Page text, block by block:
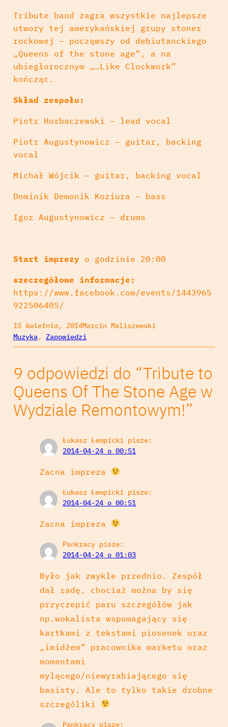
Tribute band zagra wszystkie najlepsze
utwory tej amerykańskiej grupy stoner
rockowej – począwszy od debiutanckiego
„Queens of the stone age”, a na
ubiegłorocznym „…Like Clockwork”
kończąc.
Skład zespołu:
Piotr Horbaczewski – lead vocal
Piotr Augustynowicz – guitar, backing
vocal
Michał Wójcik – guitar, backing vocal
Dominik Demonik Koziura – bass
Igor Augustynowicz – drums
Start imprezy o godzinie 20:00
szeczegółowe informacje:
https://www.facebook.com/events/1443965
922506405/
15 kwietnia, 2014Marcin Maliszewski
Muzyka, Zapowiedzi
9 odpowiedzi do “Tribute to
Queens Of The Stone Age w
Wydziale Remontowym!”
Łukasz Łempicki pisze:
2014-04-24 o 00:51
Zacna impreza
Łukasz Łempicki pisze:
2014-04-24 o 00:51
Zacna impreza
Pankracy pisze:
2014-04-24 o 01:03
Było jak zwykle przednio. Zespół
dał radę, chociaż można by się
przyczepić paru szczegółów jak
np.wokalista wspomagający się
kartkami z tekstami piosenek oraz
„imidżem” pracownika marketu oraz
momentami
mylącego/niewyrabiającego się
basisty. Ale to tylko takie drobne
szczególiki
Pankracy pisze: